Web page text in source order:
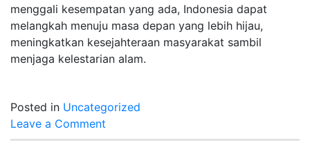
menggali kesempatan yang ada, Indonesia dapat
melangkah menuju masa depan yang lebih hijau,
meningkatkan kesejahteraan masyarakat sambil
menjaga kelestarian alam.
Posted in Uncategorized
Leave a Comment
Kementerian